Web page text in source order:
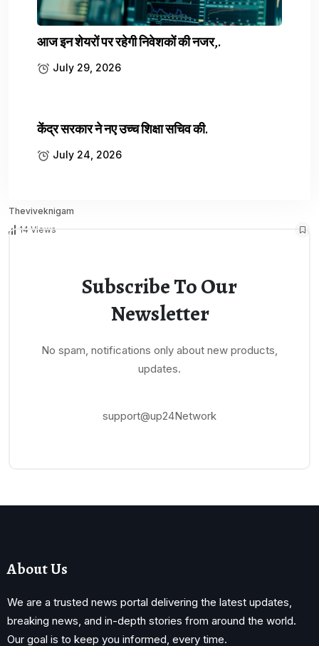
मीडिया का दावा है कि अमेरिकी हमलों के कारण अस्पताल के आसपास का इलाका
Theviveknigam
July 16, 2026
14 Views
आज इन शेयरों पर रहेगी निवेशकों की नजर,.
July 29, 2026
केंद्र सरकार ने नए उच्च शिक्षा सचिव की.
July 24, 2026
Subscribe To Our
Newsletter
No spam, notifications only about new products,
updates.
support@up24Network
About Us
We are a trusted news portal delivering the latest updates,
breaking news, and in-depth stories from around the world.
Our goal is to keep you informed, every time.